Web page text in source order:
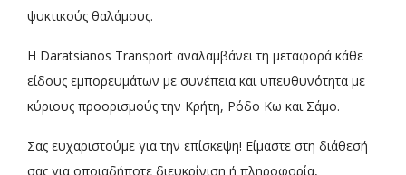
ψυκτικούς θαλάμους.
Η Daratsianos Transport αναλαμβάνει τη μεταφορά κάθε
είδους εμπορευμάτων με συνέπεια και υπευθυνότητα με
κύριους προορισμούς την Κρήτη, Ρόδο Κω και Σάμο.
Σας ευχαριστούμε για την επίσκεψη! Είμαστε στη διάθεσή
σας για οποιαδήποτε διευκρίνιση ή πληροφορία,